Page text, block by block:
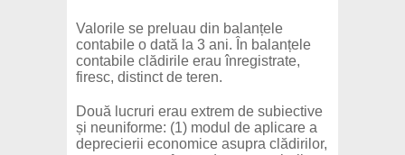
Valorile se preluau din balanțele
contabile o dată la 3 ani. În balanțele
contabile clădirile erau înregistrate,
firesc, distinct de teren.
Două lucruri erau extrem de subiective
și neuniforme: (1) modul de aplicare a
deprecierii economice asupra clădirilor,